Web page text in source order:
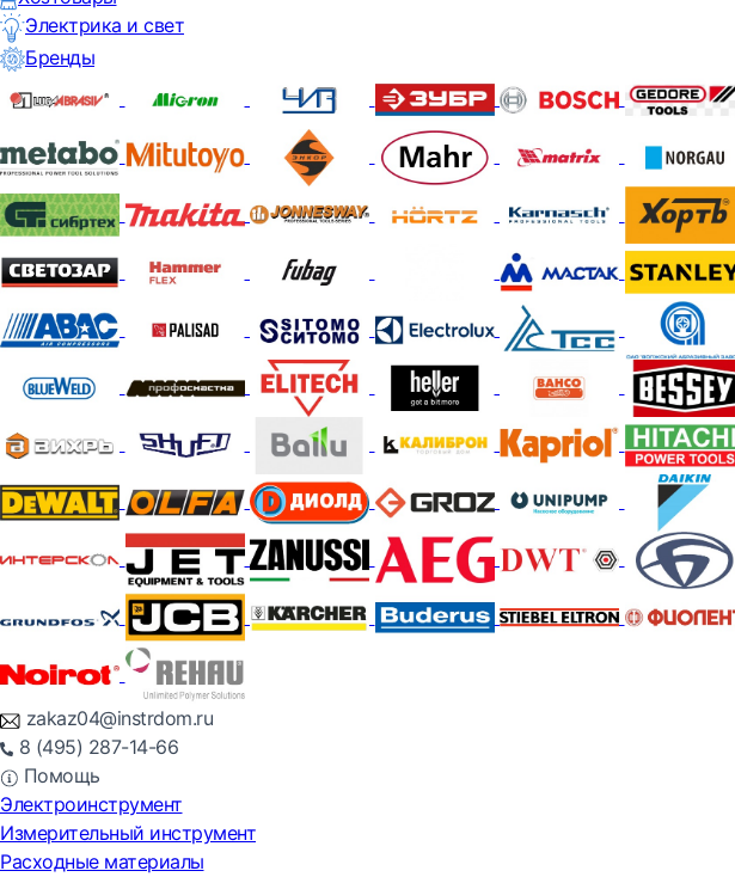
Электрика и свет
Бренды
zakaz04@instrdom.ru
8 (495) 287-14-66
Помощь
Электроинструмент
Измерительный инструмент
Расходные материалы